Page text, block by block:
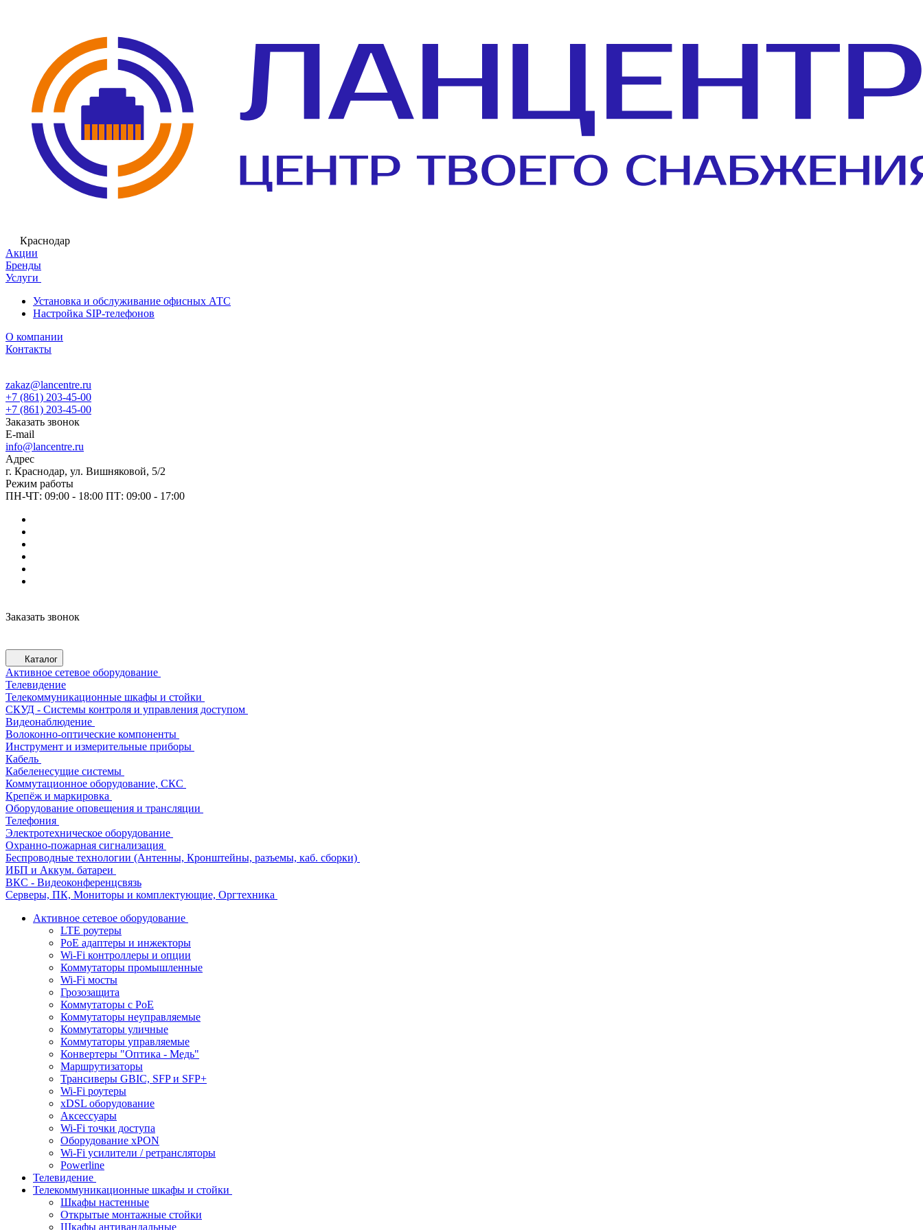
Краснодар
Акции
Бренды
Услуги
Установка и обслуживание офисных АТС
Настройка SIP-телефонов
О компании
Контакты
zakaz@lancentre.ru
+7 (861) 203-45-00
+7 (861) 203-45-00
Заказать звонок
E-mail
info@lancentre.ru
Адрес
г. Краснодар, ул. Вишняковой, 5/2
Режим работы
ПН-ЧТ: 09:00 - 18:00 ПТ: 09:00 - 17:00
Заказать звонок
Каталог
Активное сетевое оборудование
Телевидение
Телекоммуникационные шкафы и стойки
СКУД - Системы контроля и управления доступом
Видеонаблюдение
Волоконно-оптические компоненты
Инструмент и измерительные приборы
Кабель
Кабеленесущие системы
Коммутационное оборудование, СКС
Крепёж и маркировка
Оборудование оповещения и трансляции
Телефония
Электротехническое оборудование
Охранно-пожарная сигнализация
Беспроводные технологии (Антенны, Кронштейны, разъемы, каб. сборки)
ИБП и Аккум. батареи
ВКС - Видеоконференцсвязь
Серверы, ПК, Мониторы и комплектующие, Оргтехника
Активное сетевое оборудование
LTE роутеры
PoE адаптеры и инжекторы
Wi-Fi контроллеры и опции
Коммутаторы промышленные
Wi-Fi мосты
Грозозащита
Коммутаторы c PoE
Коммутаторы неуправляемые
Коммутаторы уличные
Коммутаторы управляемые
Конвертеры "Оптика - Медь"
Маршрутизаторы
Трансиверы GBIC, SFP и SFP+
Wi-Fi роутеры
xDSL оборудование
Аксессуары
Wi-Fi точки доступа
Оборудование хPON
Wi-Fi усилители / ретрансляторы
Powerline
Телевидение
Телекоммуникационные шкафы и стойки
Шкафы настенные
Открытые монтажные стойки
Шкафы антивандальные